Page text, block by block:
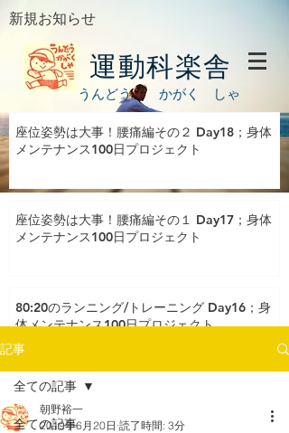
新規お知らせ
運動科楽舎
うんどう かがく しゃ
座位姿勢は大事！腰痛編その２ Day18；身体
メンテナンス100日プロジェクト
座位姿勢は大事！腰痛編その１ Day17；身体
メンテナンス100日プロジェクト
80:20のランニング/トレーニング Day16；身
体メンテナンス100日プロジェクト
記事
全ての記事
全ての記事
朝野裕一
2019年6月20日 読了時間: 3分